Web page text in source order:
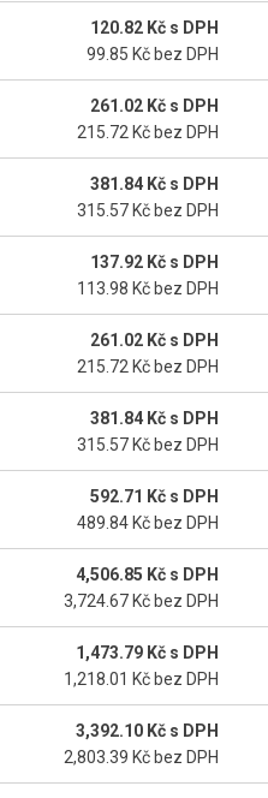
120.82 Kč s DPH
99.85 Kč bez DPH
261.02 Kč s DPH
215.72 Kč bez DPH
381.84 Kč s DPH
315.57 Kč bez DPH
137.92 Kč s DPH
113.98 Kč bez DPH
261.02 Kč s DPH
215.72 Kč bez DPH
381.84 Kč s DPH
315.57 Kč bez DPH
592.71 Kč s DPH
489.84 Kč bez DPH
4,506.85 Kč s DPH
3,724.67 Kč bez DPH
1,473.79 Kč s DPH
1,218.01 Kč bez DPH
3,392.10 Kč s DPH
2,803.39 Kč bez DPH